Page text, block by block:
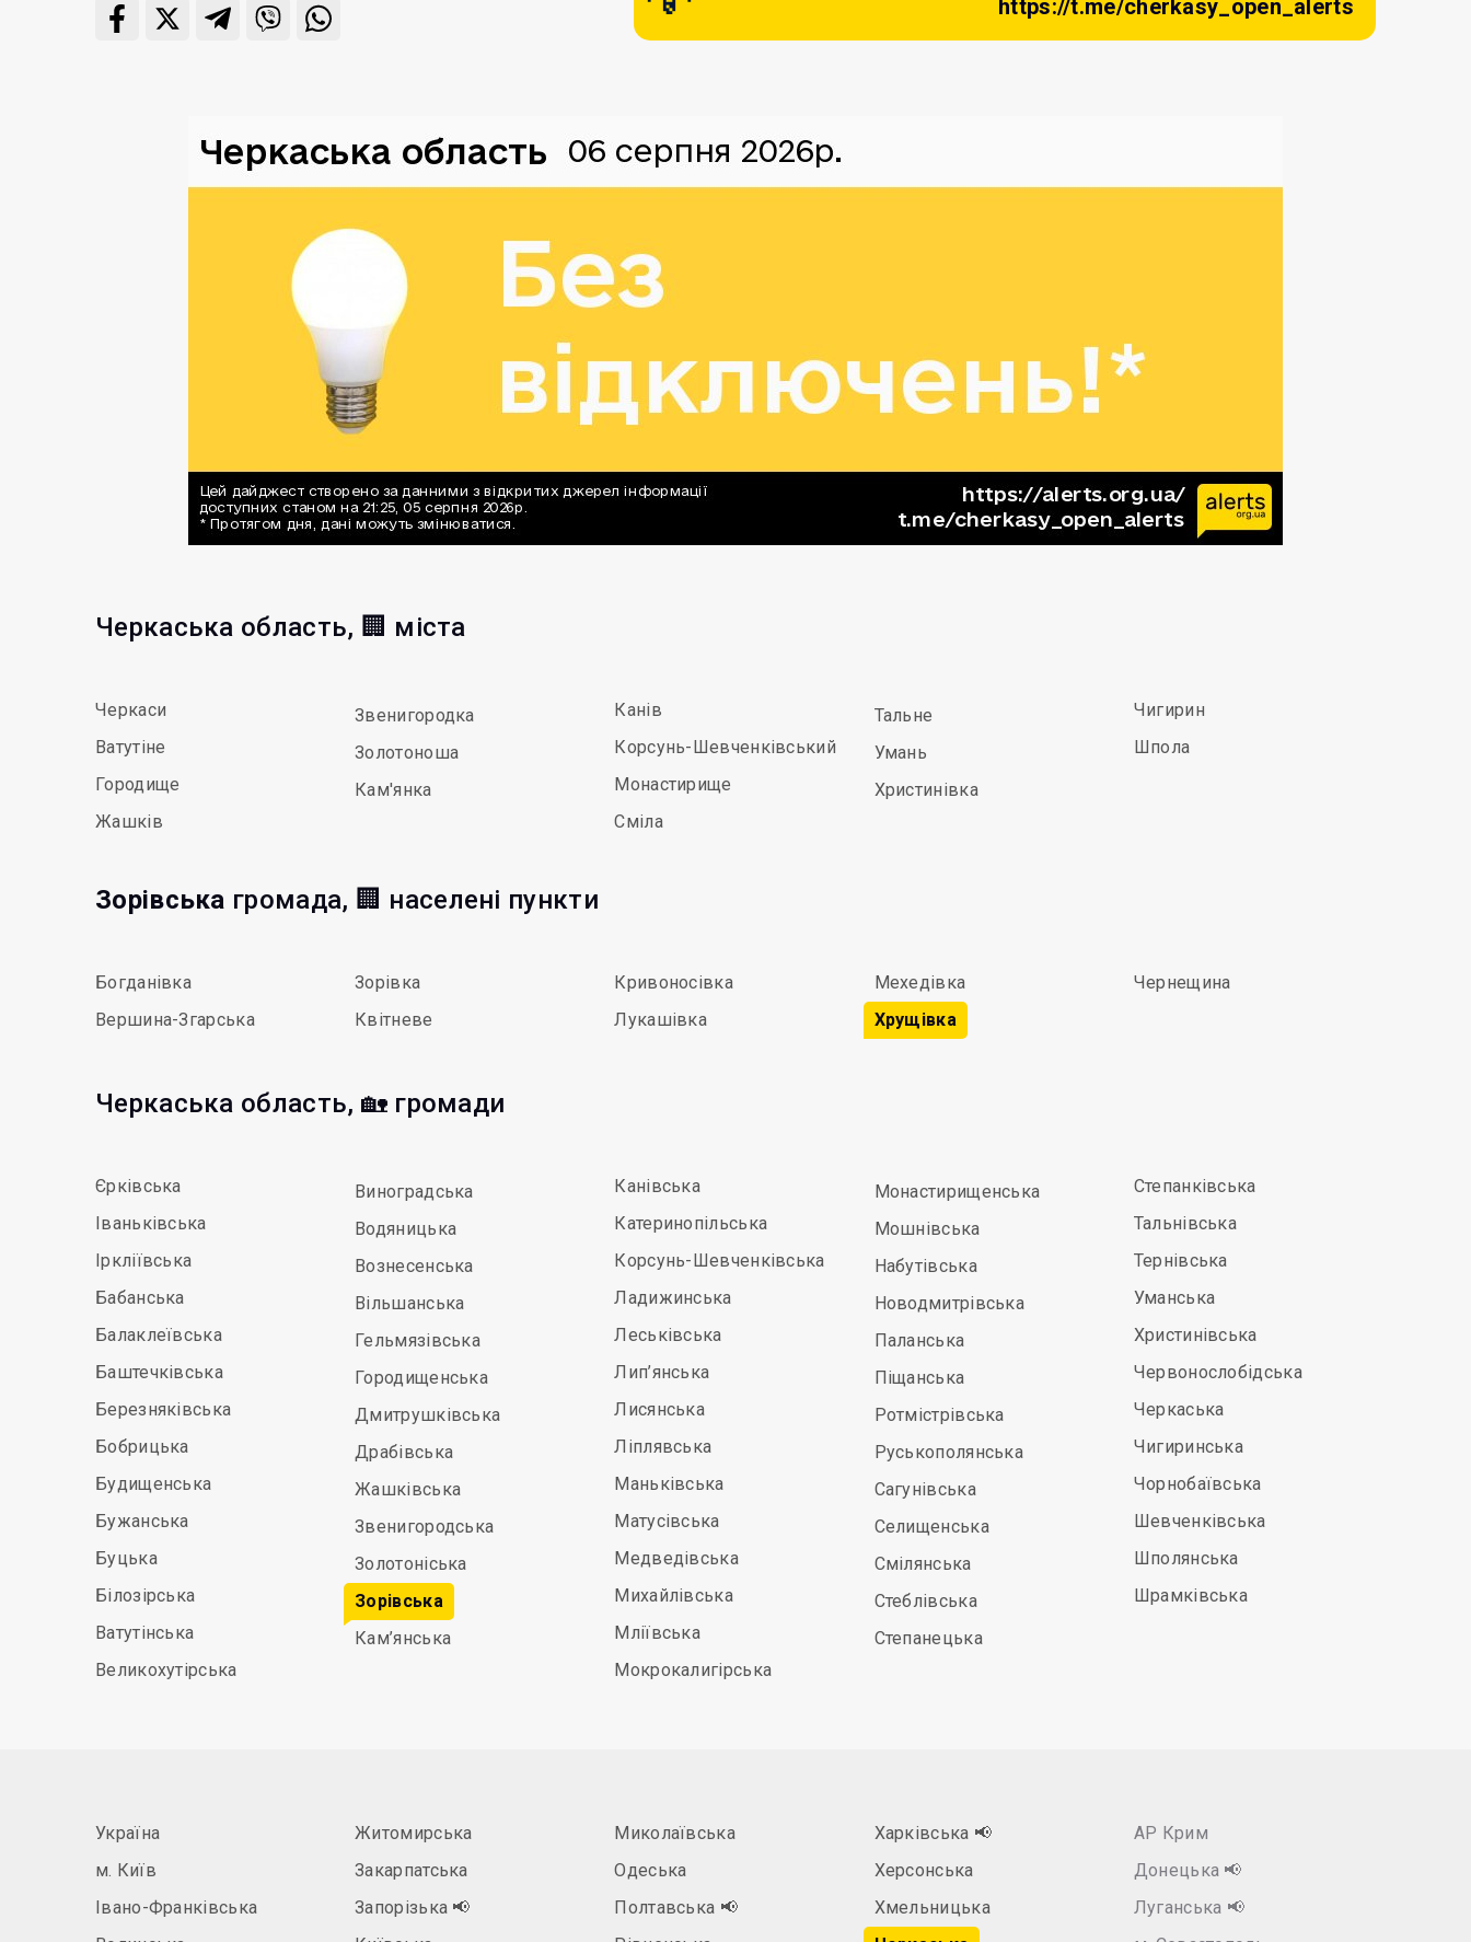
https://t.me/cherkasy_open_alerts
Черкаська область, 🏢 міста
Черкаси
Ватутіне
Городище
Жашків
Звенигородка
Золотоноша
Кам'янка
Канів
Корсунь-Шевченківський
Монастирище
Сміла
Тальне
Умань
Христинівка
Чигирин
Шпола
Зорівська громада, 🏢 населені пункти
Богданівка
Вершина-Згарська
Зорівка
Квітневе
Кривоносівка
Лукашівка
Мехедівка
Хрущівка
Чернещина
Черкаська область, 🏡 громади
Єрківська
Іваньківська
Іркліївська
Бабанська
Балаклеївська
Баштечківська
Березняківська
Бобрицька
Будищенська
Бужанська
Буцька
Білозірська
Ватутінська
Великохутірська
Виноградська
Водяницька
Вознесенська
Вільшанська
Гельмязівська
Городищенська
Дмитрушківська
Драбівська
Жашківська
Звенигородська
Золотоніська
Зорівська
Кам’янська
Канівська
Катеринопільська
Корсунь-Шевченківська
Ладижинська
Леськівська
Лип’янська
Лисянська
Ліплявська
Маньківська
Матусівська
Медведівська
Михайлівська
Мліївська
Мокрокалигірська
Монастирищенська
Мошнівська
Набутівська
Новодмитрівська
Паланська
Піщанська
Ротмістрівська
Руськополянська
Сагунівська
Селищенська
Смілянська
Стеблівська
Степанецька
Степанківська
Тальнівська
Тернівська
Уманська
Христинівська
Червонослобідська
Черкаська
Чигиринська
Чорнобаївська
Шевченківська
Шполянська
Шрамківська
Україна
м. Київ
Івано-Франківська
Житомирська
Закарпатська
Запорізька 📢
Миколаївська
Одеська
Полтавська 📢
Харківська 📢
Херсонська
Хмельницька
АР Крим
Донецька 📢
Луганська 📢